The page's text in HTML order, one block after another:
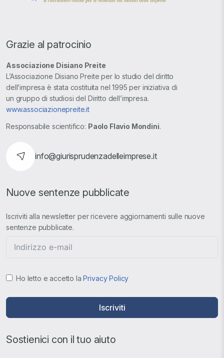
Grazie al patrocinio
Associazione Disiano Preite
L’Associazione Disiano Preite per lo studio del diritto
dell’impresa è stata costituita nel 1995 per iniziativa di
un gruppo di studiosi del Diritto dell’impresa.
www.associazionepreite.it
Responsabile scientifico: Paolo Flavio Mondini.
info@giurisprudenzadelleimprese.it
Nuove sentenze pubblicate
Iscriviti alla newsletter per ricevere aggiornamenti sulle nuove
sentenze pubblicate.
Ho letto e accetto laPrivacy Policy
Iscriviti
Sostienici con il tuo aiuto